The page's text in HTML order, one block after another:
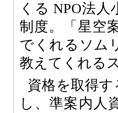
くる NPO法
制度。「星空
でくれるソム
教えてくれる
資格を取得
し、準案内人